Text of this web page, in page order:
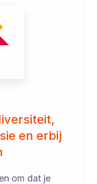
en erbij
om dat je